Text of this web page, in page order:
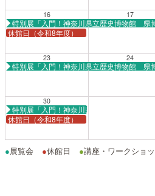
16
休館日（令和8年度）
特別展「入門！神奈川県立歴史博物館 県
17
23
特別展「入門！神奈川県立歴史博物館 県
24
30
休館日（令和8年度）
特別展「入門！神奈川県立歴史博物館 県
●展覧会 ●休館日 ●講座・ワークショ